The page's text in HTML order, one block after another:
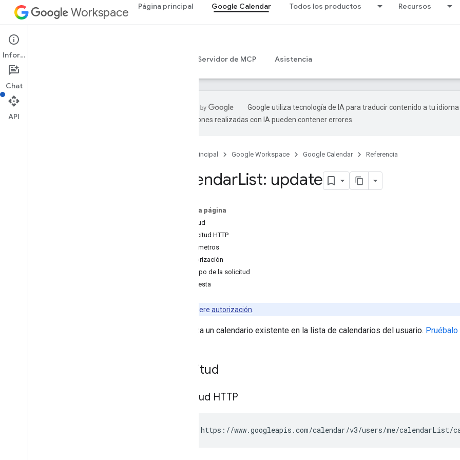
Workspace Página principal Google Calendar Todos los productos Recursos
Google Calendar
Descripción general Servidor de MCP Asistencia
Google utiliza tecnología de IA para traducir contenido a tu
traducciones realizadas con IA pueden contener errores.
Página principal Google Workspace Google Calendar Referencia
CalendarList: update
En esta página
Solicitud
Solicitud HTTP
Parámetros
Autorización
Cuerpo de la solicitud
Respuesta
requiere autorización
Actualiza un calendario existente en la lista de calendarios del usuario. Pruébalo
Solicitud
Solicitud HTTP
PUT https://www.googleapis.com/calendar/v3/users/me/calendarList/
Información
Chat
API